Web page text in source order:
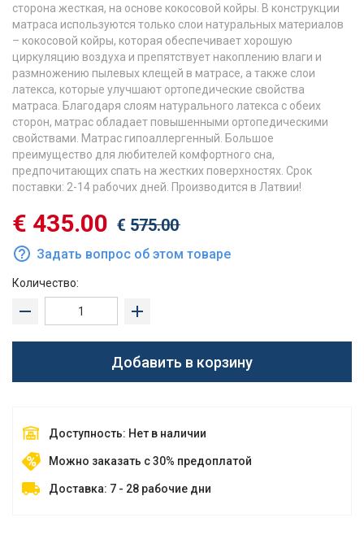
сторона жесткая, на основе кокосовой койры. В конструкции
матраса используются только слои натуральных материалов
– кокосовой койры, которая обеспечивает хорошую
циркуляцию воздуха и препятствует накоплению влаги и
размножению пылевых клещей в матрасе, а также слои
латекса, которые улучшают ортопедические свойства
матраса. Благодаря слоям натурального латекса с обеих
сторон, матрас обладает повышенными ортопедическими
свойствами. Матрас гипоаллергенный. Большое
преимущество для любителей комфортного сна,
предпочитающих спать на жестких поверхностях. Срок
поставки: 2-14 рабочих дней. Производится в Латвии!
€ 435.00 € 575.00
Задать вопрос об этом товаре
Количество:
Добавить в корзину
Доступность: Нет в наличии
Можно заказать с 30% предоплатой
Доставка: 7 - 28 рабочие дни